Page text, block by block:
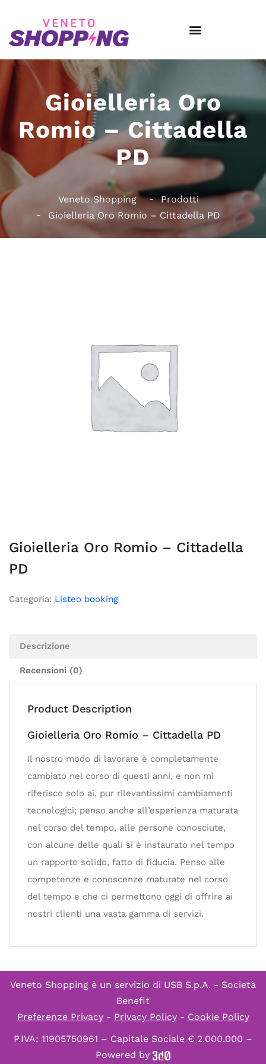
Gioielleria Oro
Romio – Cittadella
PD
Veneto Shopping
Prodotti
Gioielleria Oro Romio – Cittadella PD
Gioielleria Oro Romio – Cittadella
PD
Categoria: Listeo booking
Descrizione
Recensioni (0)
Product Description
Gioielleria Oro Romio – Cittadella PD
Il nostro modo di lavorare è completamente
cambiato nel corso di questi anni, e non mi
riferisco solo ai, pur rilevantissimi cambiamenti
tecnologici; penso anche all’esperienza maturata
nel corso del tempo, alle persone conosciute,
con alcune delle quali si è instaurato nel tempo
un rapporto solido, fatto di fiducia. Penso alle
competenze e conoscenze maturate nel corso
del tempo e che ci permettono oggi di offrire ai
nostri clienti una vasta gamma di servizi.
Veneto Shopping è un servizio di USB S.p.A. - Società
Benefit
Preferenze Privacy- Privacy Policy- Cookie Policy
P.IVA: 11905750961 – Capitale Sociale € 2.000.000 –
Powered by